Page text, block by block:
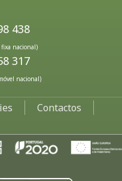
438
nacional)
317
nacional)
Contactos